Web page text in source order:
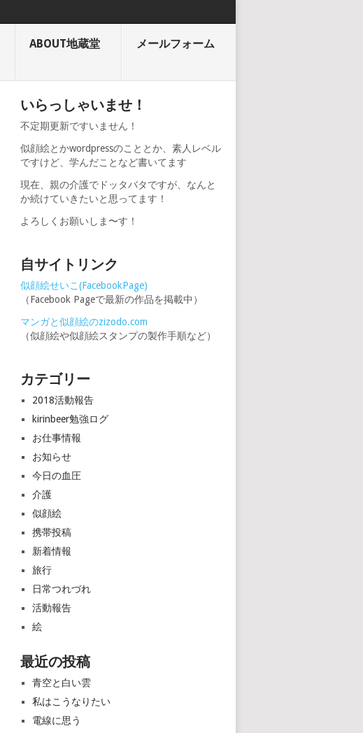
ABOUT地蔵堂 メールフォーム
いらっしゃいませ！
不定期更新ですいません！
似顔絵とかwordpressのこととか、素人レベル
ですけど、学んだことなど書いてます
現在、親の介護でドッタバタですが、なんと
か続けていきたいと思ってます！
よろしくお願いしま〜す！
自サイトリンク
似顔絵せいこ(FacebookPage)
（Facebook Pageで最新の作品を掲載中）
マンガと似顔絵のzizodo.com
（似顔絵や似顔絵スタンプの製作手順など）
カテゴリー
2018活動報告
kirinbeer勉強ログ
お仕事情報
お知らせ
今日の血圧
介護
似顔絵
携帯投稿
新着情報
旅行
日常つれづれ
活動報告
絵
最近の投稿
青空と白い雲
私はこうなりたい
電線に思う